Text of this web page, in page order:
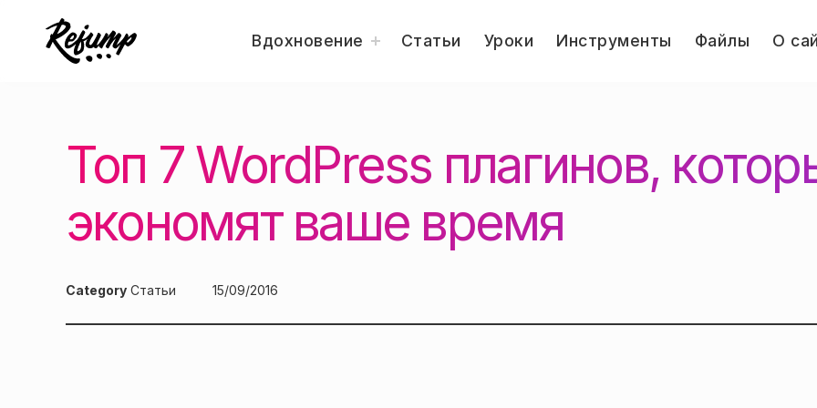
Вдохновение toggle
childСтатьи Уроки Инструменты Файлы О
Топ 7 WordPress плагинов,
экономят ваше время
Category Статьи
Posted
15/09/2016